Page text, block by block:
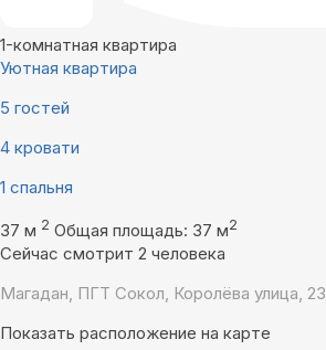
1-комнатная квартира
Уютная квартира
5 гостей
4 кровати
1 спальня
37 м 2 Общая площадь: 37 м2
Сейчас смотрит 2 человека
Магадан, ПГТ Сокол, Королёва улица, 23
Показать расположение на карте